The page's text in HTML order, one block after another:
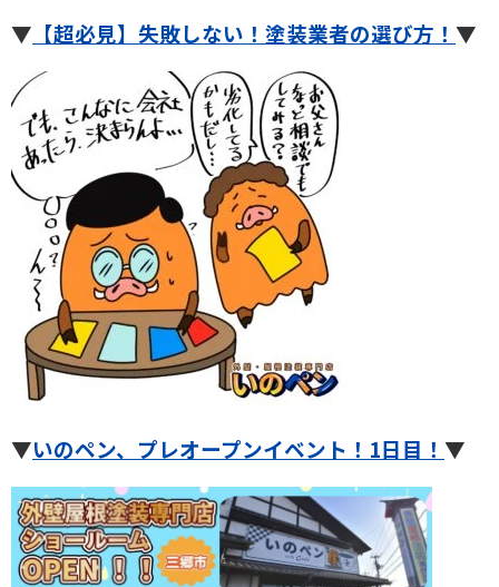
▼ 【超必見】失敗しない！塗装業者の選び方！ ▼
▼いのペン、プレオープンイベント！1日目！ ▼